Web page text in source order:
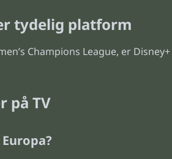
tydelig platform
Champions League, er
på TV